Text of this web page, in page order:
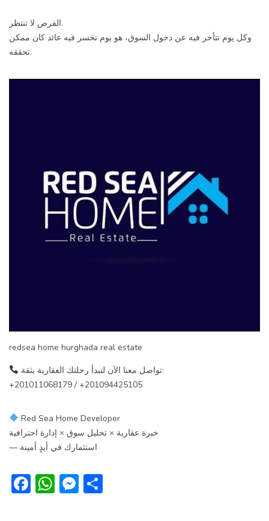
الفرص لا تنتظر.
وكل يوم تتأخر فيه عن دخول السوق، هو يوم تخسر فيه عائد كان ممكن
تحققه.
redsea home hurghada real estate
تواصل معنا الآن لتبدأ رحلتك العقارية بثقة:
+201011068179 / +201094425105
Red Sea Home Developer
خبرة عقارية × تحليل سوق × إدارة احترافية
— استثمارك في أيدٍ أمينة
Facebook
WhatsApp
Messenger